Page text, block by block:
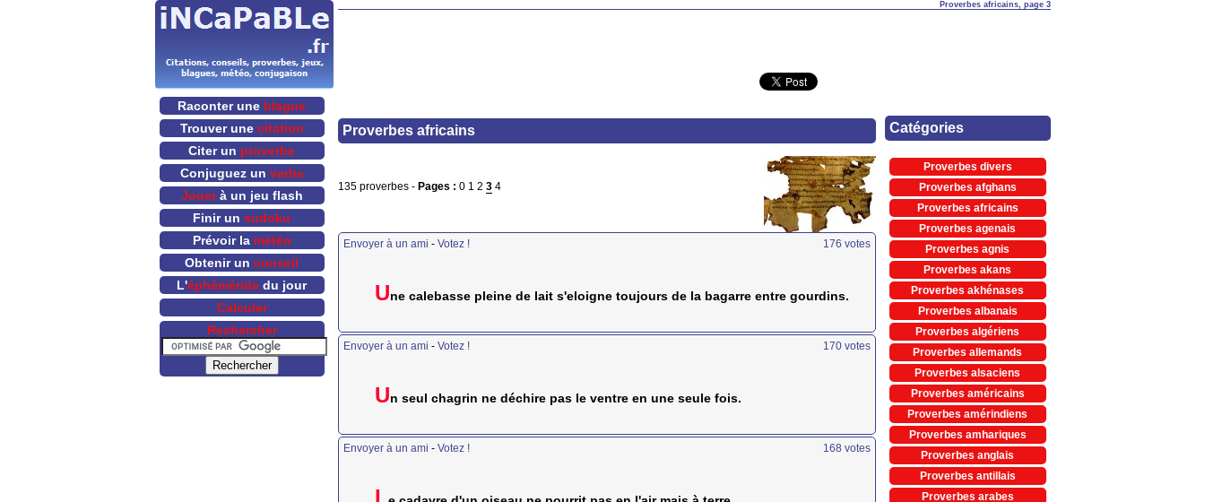
Proverbes africains, page 3
Proverbes africains
135 proverbes - Pages : 0 1 2 3 4
Envoyer à un ami - Votez ! 176 votes
Une calebasse pleine de lait s'eloigne toujours de la bagarre entre gourdins.
Envoyer à un ami - Votez ! 170votes
Un seul chagrin ne déchire pas le ventre en une seule fois.
Envoyer à un ami - Votez ! 168 votes
L
Catégories
Proverbes divers
Proverbes afghans
Proverbes africains
Proverbes agenais
Proverbes agnis
Proverbes akans
Proverbes akhénases
Proverbes albanais
Proverbes algériens
Proverbes allemands
Proverbes alsaciens
Proverbes américains
Proverbes amérindiens
Proverbes amhariques
Proverbes anglais
Proverbes antillais
Proverbes arabes
Raconter une blague
Trouver une citation
Citer un proverbe
Conjuguez un verbe
Jouerà un jeu flash
Finir un sudoku
Prévoir la météo
Obtenir un conseil
L'éphéméride du jour
Calculer
Rechercher